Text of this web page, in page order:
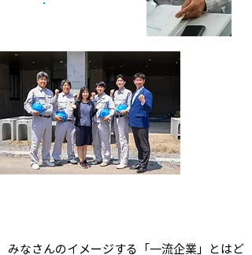
みなさんのイメージする「一流企業」とはど